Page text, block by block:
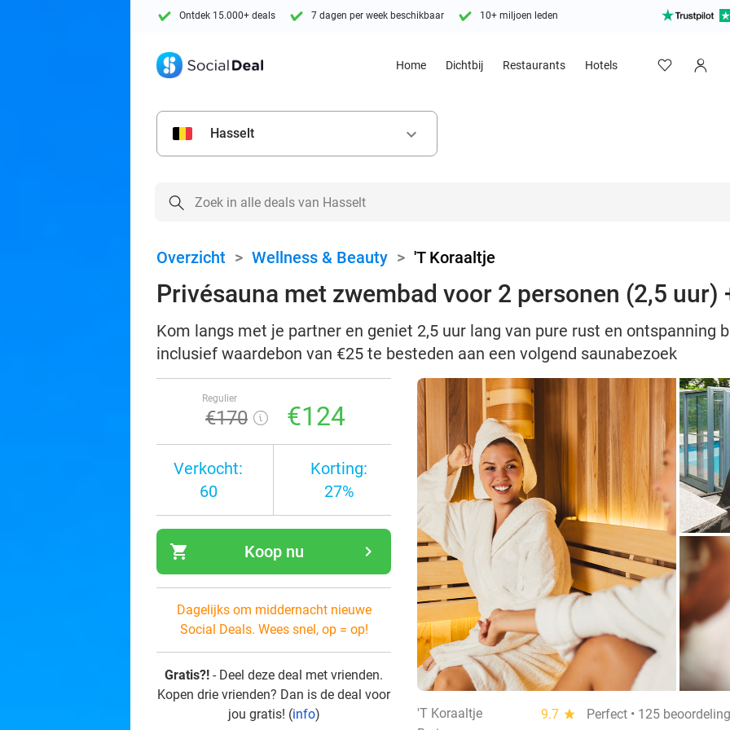
Ontdek 15.000+ deals 7 dagen per week beschikbaar 10+ miljoen leden
Home Dichtbij Restaurants Hotels
Hasselt keyboard_arrow_down
Overzicht > Wellness & Beauty > 'T Koraaltje
Privésauna met zwembad voor 2 personen (2,5 uur)
Kom langs met je partner en geniet 2,5 uur lang van pure rust en ontspanning
inclusief waardebon van €25 te besteden aan een volgend saunabezoek
Regulier
€170 €124
Verkocht:
60
Korting:
27%
shopping_cart navigate_next
Koop nu
Dagelijks om middernacht nieuwe
Social Deals. Wees snel, op = op!
Gratis?! - Deel deze deal met vrienden.
Kopen drie vrienden? Dan is de deal voor
jou gratis! (info) 'T Koraaltje 9.7 star
Perfect • 125